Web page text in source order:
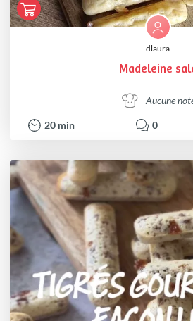
dlaura
Madeleine
Aucune
20 min 0